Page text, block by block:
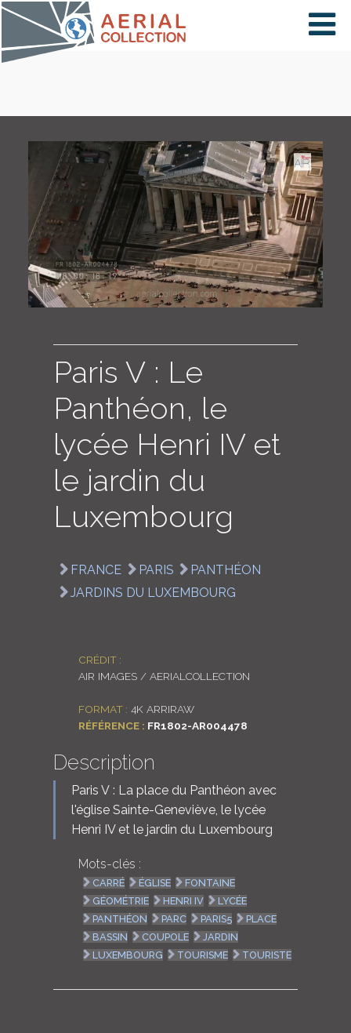
×
PAYS
CARTE
COLLECTIONS
Paris V : Le
Panthéon, le
lycée Henri IV et
le jardin du
Luxembourg
FRANCE PARIS
PANTHÉON
JARDINS DU LUXEMBOURG
CRÉDIT :
AIR IMAGES / AERIALCOLLECTION
FORMAT : 4K ARRIRAW
RÉFÉRENCE : FR1802-AR004478
Description
Paris V : La place du Panthéon avec
l'église Sainte-Geneviève, le lycée
Henri IV et le jardin du Luxembourg
Mots-clés :
CARRÉ ÉGLISE
FONTAINE
GÉOMÉTRIE
HENRI IV
LYCÉE
PANTHÉON
PARC PARIS5
PLACE
BASSIN
COUPOLE
JARDIN
LUXEMBOURG
TOURISME TOURISTE